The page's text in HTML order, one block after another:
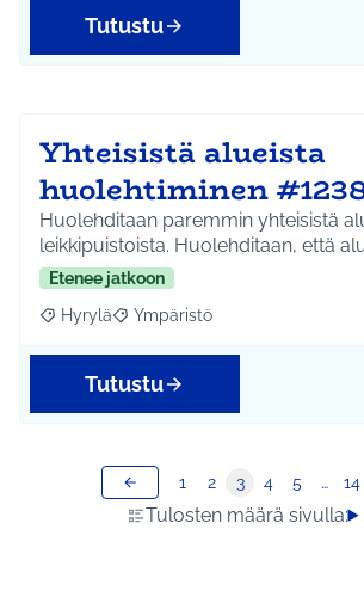
Tutustu
Yhteisistä alueista
huolehtiminen
Huolehditaan paremmin yhteisistä
leikkipuistoista. Huolehditaan, että
Etenee jatkoon
Rajaa tulokset aihepiirin mukaan: Hyrylä
Hyrylä Rajaa tulokset teeman mukaan:
Ympäristö
Tutustu
Tulosten määrä sivulla:
1 2 3 4 5 … 14